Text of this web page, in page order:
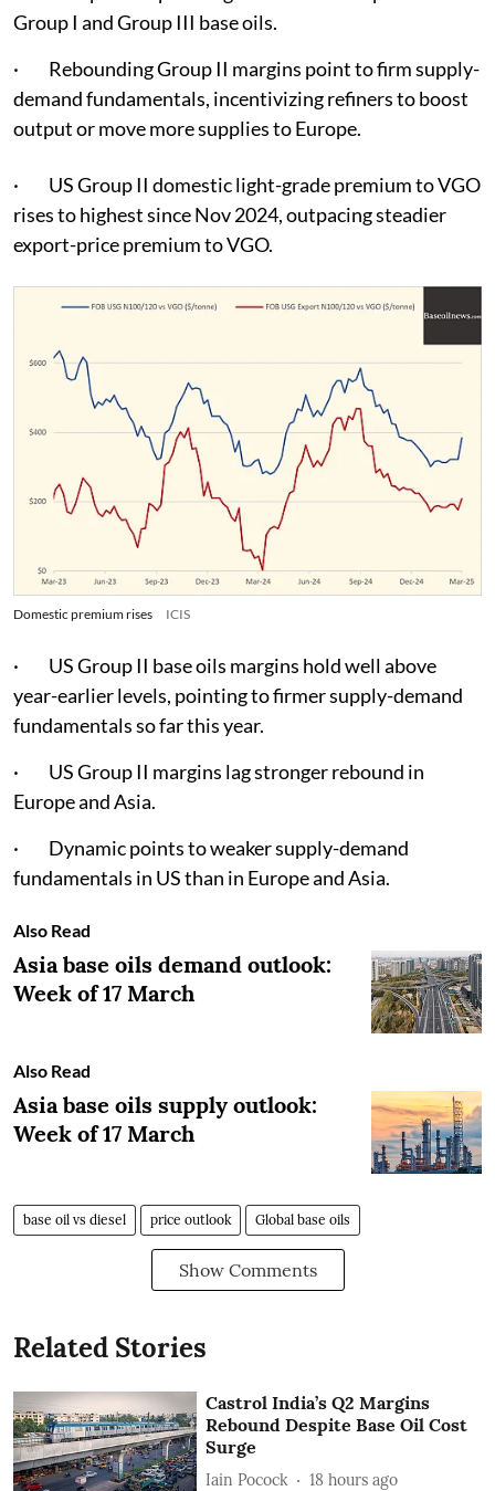
Group I and Group III base oils.
· Rebounding Group II margins point to firm supply-
demand fundamentals, incentivizing refiners to boost
output or move more supplies to Europe.
· US Group II domestic light-grade premium to VGO
rises to highest since Nov 2024, outpacing steadier
export-price premium to VGO.
Domestic premium rises ICIS
· US Group II base oils margins hold well above
year-earlier levels, pointing to firmer supply-demand
fundamentals so far this year.
· US Group II margins lag stronger rebound in
Europe and Asia.
· Dynamic points to weaker supply-demand
fundamentals in US than in Europe and Asia.
Also Read
Asia base oils demand outlook:
Week of 17 March
Also Read
Asia base oils supply outlook:
Week of 17 March
base oil vs diesel price outlook Global base oils
Show Comments
Related Stories
Castrol India’s Q2 Margins
Rebound Despite Base Oil Cost
Surge
Iain Pocock 18 hours ago